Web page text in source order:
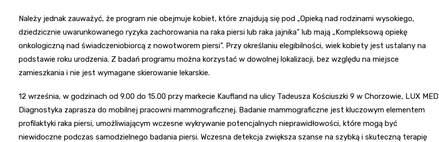
Należy jednak zauważyć, że program nie obejmuje kobiet, które znajdują się pod „Opieką nad rodzinami wysokiego,
dziedzicznie uwarunkowanego ryzyka zachorowania na raka piersi lub raka jajnika” lub mają „Kompleksową opiekę
onkologiczną nad świadczeniobiorcą z nowotworem piersi”. Przy określaniu elegibilności, wiek kobiety jest ustalany na
podstawie roku urodzenia. Z badań programu można korzystać w dowolnej lokalizacji, bez względu na miejsce
zamieszkania i nie jest wymagane skierowanie lekarskie.
12 września, w godzinach od 9.00 do 15.00 przy markecie Kaufland na ulicy Tadeusza Kościuszki 9 w Chorzowie, LUX MED
Diagnostyka zaprasza do mobilnej pracowni mammograficznej. Badanie mammograficzne jest kluczowym elementem
profilaktyki raka piersi, umożliwiającym wczesne wykrywanie potencjalnych nieprawidłowości, które mogą być
niewidoczne podczas samodzielnego badania piersi. Wczesna detekcja zwiększa szanse na szybką i skuteczną terapię